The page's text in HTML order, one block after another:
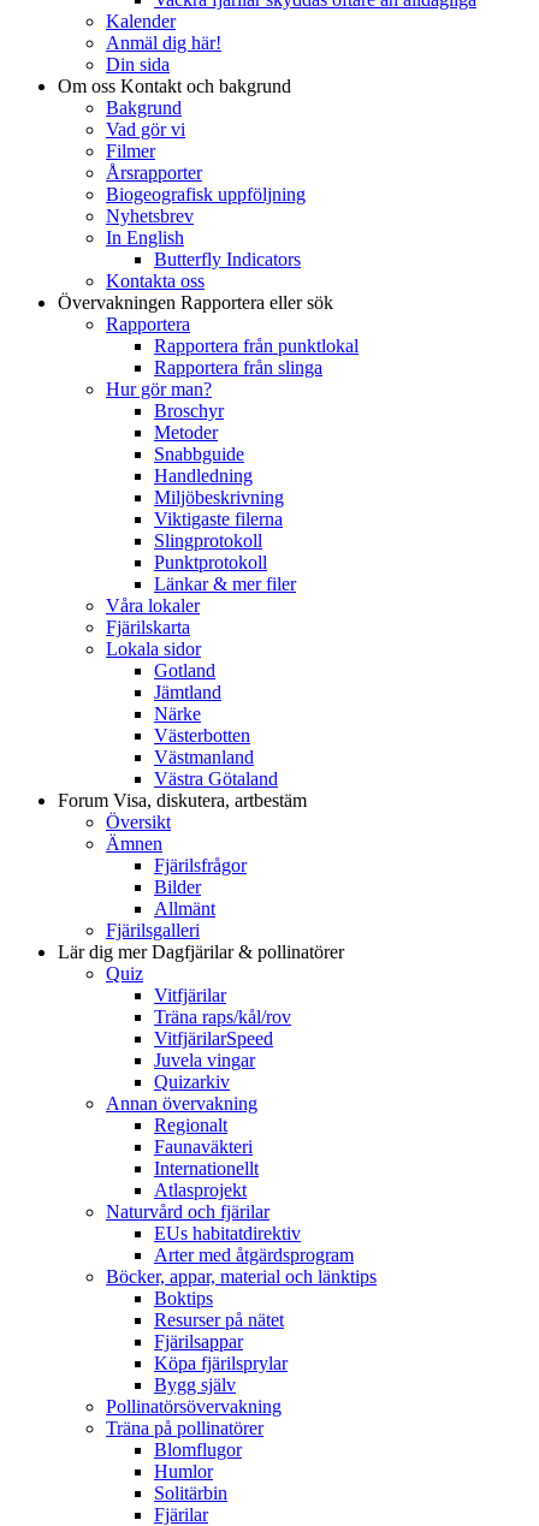
Kalender
Anmäl dig här!
Din sida
Om oss Kontakt och bakgrund
Bakgrund
Vad gör vi
Filmer
Årsrapporter
Biogeografisk uppföljning
Nyhetsbrev
In English
Butterfly Indicators
Kontakta oss
Övervakningen Rapportera eller sök
Rapportera
Rapportera från punktlokal
Rapportera från slinga
Hur gör man?
Broschyr
Metoder
Snabbguide
Handledning
Miljöbeskrivning
Viktigaste filerna
Slingprotokoll
Punktprotokoll
Länkar & mer filer
Våra lokaler
Fjärilskarta
Lokala sidor
Gotland
Jämtland
Närke
Västerbotten
Västmanland
Västra Götaland
Forum Visa, diskutera, artbestäm
Översikt
Ämnen
Fjärilsfrågor
Bilder
Allmänt
Fjärilsgalleri
Lär dig merDagfjärilar & pollinatörer
Quiz
Vitfjärilar
Träna raps/kål/rov
VitfjärilarSpeed
Juvela vingar
Quizarkiv
Annan övervakning
Regionalt
Faunaväkteri
Internationellt
Atlasprojekt
Naturvård och fjärilar
EUs habitatdirektiv
Arter med åtgärdsprogram
Böcker, appar, material och länktips
Boktips
Resurser på nätet
Fjärilsappar
Köpa fjärilsprylar
Bygg själv
Pollinatörsövervakning
Träna på pollinatörer
Blomflugor
Humlor
Solitärbin
Fjärilar